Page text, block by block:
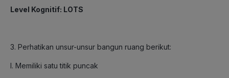
Level Kognitif: LOTS
3. Perhatikan unsur-unsur bangun ruang berikut:
I. Memiliki satu titik puncak